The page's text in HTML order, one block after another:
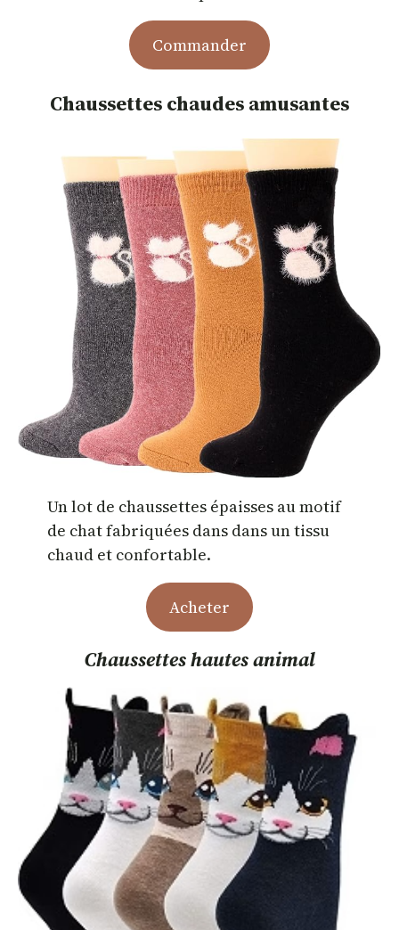
Commander
Chaussettes chaudes amusantes
Un lot de chaussettes épaisses au motif
de chat fabriquées dans dans un tissu
chaud et confortable.
Acheter
Chaussettes hautes animal